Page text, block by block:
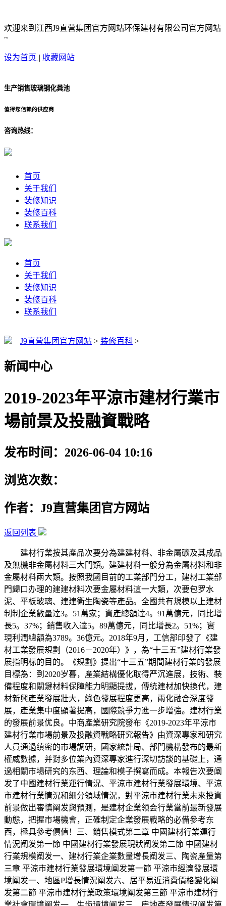
欢迎来到江西J9直营集团官方网站环保建材有限公司官方网站
~
设为首页 | 收藏网站
生产销售玻璃钢化粪池
值得您信赖的供应商
咨询热线：
首页
关于我们
装修知识
装修百科
联系我们
首页
关于我们
装修知识
装修百科
联系我们
J9直营集团官方网站 > 装修百科 >
新闻中心
2019-2023年平涼市建材行業市
場前景及投融資戰略
发布时间：2026-06-04 10:16
浏览次数：
作者：J9直营集团官方网站
返回列表
建材行業按其產品次要分為建建材料、非金屬礦及其成品
及無機非金屬材料三大門類。建建材料一般分為金屬材料和非
金屬材料兩大類。按照我國目前的工業部門分工，建材工業部
門歸口办理的建建材料次要金屬材料這一大類，次要包罗水
泥、平板玻璃、建建衛生陶瓷等產品。全國共有規模以上建材
制制企業數量達3。51萬家；資產總額達4。91萬億元，同比增
長5。37%；銷售收入達5。89萬億元，同比增長2。51%；實
現利潤總額為3789。36億元。2018年9月，工信部印發了《建
材工業發展規劃（2016－2020年）》，為“十三五”建材行業發
展指明标的目的。《規劃》提出“十三五”期間建材行業的發展
目標為：到2020岁暮，產業結構優化取得严沉進展，技術、裝
備程度和關鍵材料保障能力明顯提拔，傳統建材加快換代，建
材新興產業發展壯大，綠色發展程度更高，兩化融合深度發
展，產業集中度顯著提高，國際競爭力進一步增強。建材行業
的發展前景优良。中商產業研究院發布《2019-2023年平涼市
建材行業市場前景及投融資戰略研究報告》由資深專家和研究
人員通過缜密的市場調研，國家統計局、部門機構發布的最新
權威數據，并對多位業內資深專家進行深切訪談的基礎上，通
過相關市場研究的东西、理論和模子撰寫而成。本報告次要阐
发了中國建材行業運行情況、平涼市建材行業發展環境、平涼
市建材行業情況和細分領域情況，對平涼市建材行業未來投資
前景做出審慎阐发與預測，是建材企業领会行業當前最新發展
動態，把握市場機會，正確制定企業發展戰略的必備參考东
西，極具參考價值！三、銷售模式第二章 中國建材行業運行
情況阐发第一節 中國建材行業發展現狀阐发第二節 中國建材
行業規模阐发一、建材行業企業數量增長阐发三、陶瓷產量第
三章 平涼市建材行業發展環境阐发第一節 平涼市經濟發展環
境阐发一、地區P增長情況阐发六、居平易近消費價格變化阐
发第二節 平涼市建材行業政策環境阐发第三節 平涼市建材行